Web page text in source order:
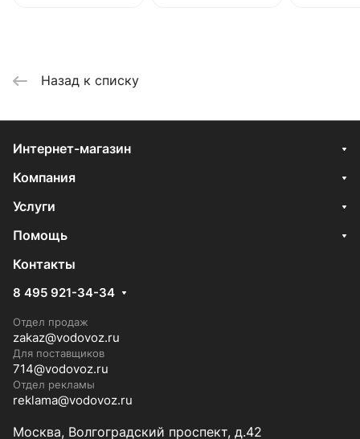
Назад к списку
Интернет-магазин
Компания
Услуги
Помощь
Контакты
8 495 921-34-34
Отдел продаж
zakaz@vodovoz.ru
Для поставщиков
714@vodovoz.ru
Отдел рекламы
reklama@vodovoz.ru
Москва, Волгоградский проспект, д.42